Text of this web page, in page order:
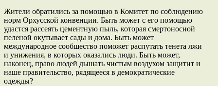
Жители обратились за помощью в Комитет по соблюдению
норм Орхусской конвенции. Быть может с его помощью
удастся рассеять цементную пыль, которая смертоносной
пеленой окутывает сады и дома. Быть может
международное сообщество поможет распутать тенета лжи
и унижения, в которых оказались люди. Быть может,
наконец, право людей дышать чистым воздухом защитит и
наше правительство, рядящееся в демократические
одежды?